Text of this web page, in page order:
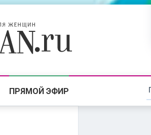
ПРЯМОЙ ЭФИР